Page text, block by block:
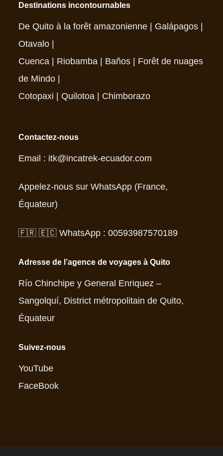
Destinations incontournables
De Quito à la forêt amazonienne | Galápagos |
Otavalo |
Cuenca | Riobamba | Baños | Forêt de nuages
de Mindo |
Cotopaxi |Quilotoa | Chimborazo
Contactez-nous
Email : itk@incatrek-ecuador.com
Appelez-nous sur WhatsApp (France,
Équateur)
🇫🇷 🇪🇨 WhatsApp : 00593987570189
Adresse de l’agence de voyages à Quito
Río Chinchipe y General Enriquez –
Sangolquí, District métropolitain de Quito,
Équateur
Suivez-nous
YouTube
FaceBook